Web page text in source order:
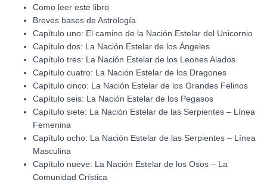
Como leer este libro
Breves bases de Astrología
Capítulo uno: El camino de la Nación Estelar del Unicornio
Capítulo dos: La Nación Estelar de los Ángeles
Capítulo tres: La Nación Estelar de los Leones Alados
Capítulo cuatro: La Nación Estelar de los Dragones
Capítulo cinco: La Nación Estelar de los Grandes Felinos
Capítulo seis: La Nación Estelar de los Pegasos
Capítulo siete: La Nación Estelar de las Serpientes – Línea
Femenina
Capítulo ocho: La Nación Estelar de las Serpientes – Línea
Masculina
Capítulo nueve: La Nación Estelar de los Osos – La
Comunidad Crística